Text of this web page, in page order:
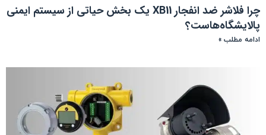
چرا فلاشر ضد انفجار XB11 یک بخش حیاتی از سیستم ایمنی
پالایشگاه‌هاست؟
ادامه مطلب »